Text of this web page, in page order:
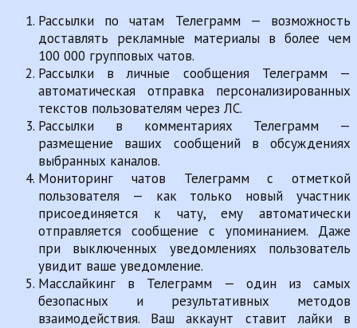
Рассылки по чатам Телеграмм — возможность
доставлять рекламные материалы в более чем
100 000 групповых чатов.
Рассылки в личные сообщения Телеграмм —
автоматическая отправка персонализированных
текстов пользователям через ЛС.
Рассылки в комментариях Телеграмм —
размещение ваших сообщений в обсуждениях
выбранных каналов.
Мониторинг чатов Телеграмм с отметкой
пользователя — как только новый участник
присоединяется к чату, ему автоматически
отправляется сообщение с упоминанием. Даже
при выключенных уведомлениях пользователь
увидит ваше уведомление.
Масслайкинг в Телеграмм — один из самых
безопасных и результативных методов
взаимодействия. Ваш аккаунт ставит лайки в